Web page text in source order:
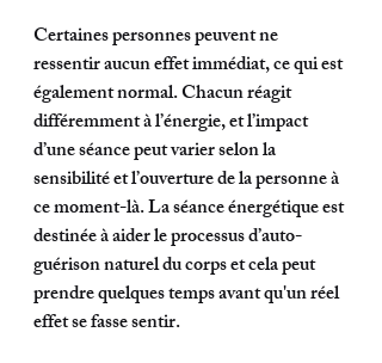
Certaines personnes peuvent ne
ressentir aucun effet immédiat, ce qui est
également normal. Chacun réagit
différemment à l’énergie, et l’impact
d’une séance peut varier selon la
sensibilité et l’ouverture de la personne à
ce moment-là. La séance énergétique est
destinée à aider le processus d’auto-
guérison naturel du corps et cela peut
prendre quelques temps avant qu'un réel
effet se fasse sentir.